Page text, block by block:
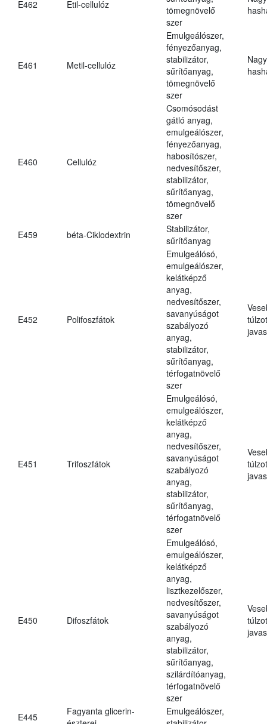
E462 Etil-cellulóz
tömegnövelő
szer
E461 Metil-cellulóz
Emulgeálószer,
fényezőanyag,
stabilizátor,
sűrítőanyag,
tömegnövelő
szer
E460 Cellulóz
Csomósodást
gátló anyag,
emulgeálószer,
fényezőanyag,
habosítószer,
nedvesítőszer,
stabilizátor,
sűrítőanyag,
tömegnövelő
szer
E459
béta-Ciklodextrin
Stabilizátor,
sűrítőanyag
E452 Polifoszfátok
Emulgeálósó,
emulgeálószer,
kelátképző
anyag,
nedvesítőszer,
savanyúságot
szabályozó
anyag,
stabilizátor,
sűrítőanyag,
térfogatnövelő
szer
E451 Trifoszfátok
Emulgeálósó,
emulgeálószer,
kelátképző
anyag,
nedvesítőszer,
savanyúságot
szabályozó
anyag,
stabilizátor,
sűrítőanyag,
térfogatnövelő
szer
E450 Difoszfátok
Emulgeálósó,
emulgeálószer,
kelátképző
anyag,
lisztkezelőszer,
nedvesítőszer,
savanyúságot
szabályozó
anyag,
stabilizátor,
sűrítőanyag,
szilárdítóanyag,
térfogatnövelő
szer
E445
Fagyanta glicerin-
Emulgeálószer,